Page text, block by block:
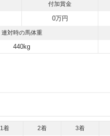
付加賞金
0万円
連対時の馬体重
440kg
1着 2着 3着